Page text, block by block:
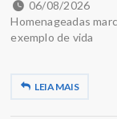
06/08/2026
Homenageadas
exemplo de vida
LEIA MAIS